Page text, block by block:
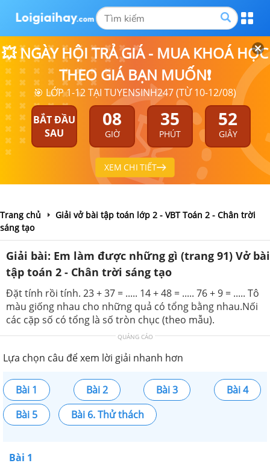
💥 NGÀY HỘI TRẢ GIÁ - MUA KHOÁ HỌC
THEO GIÁ BẠN MUỐN❗
🎯 LỚP 1-12 TẠI TUYENSINH247 (TỪ 10-12/08)
BẮT ĐẦU
SAU
08
GIỜ
35
PHÚT
51
GIÂY
XEM CHI TIẾT
Trang chủ
Giải vở bài tập toán lớp 2 - VBT Toán 2 - Chân trời
sáng tạo
Giải bài: Em làm được những gì (trang 91) Vở bài
tập toán 2 - Chân trời sáng tạo
Đặt tính rồi tính. 23 + 37 = ..... 14 + 48 = ..... 76 + 9 = ..... Tô
màu giống nhau cho những quả có tổng bằng nhau.Nối
các cặp số có tổng là số tròn chục (theo mẫu).
QUẢNG CÁO
Lựa chọn câu để xem lời giải nhanh hơn
Bài 1 Bài 2 Bài 3
Bài 4
Bài 5
Bài 6. Thử thách
Bài 1